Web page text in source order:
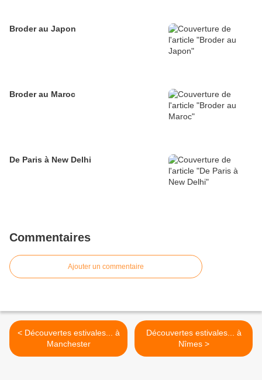
Broder au Japon
Broder au Maroc
De Paris à New Delhi
Commentaires
Ajouter un commentaire
< Découvertes estivales... à
Manchester
Découvertes estivales... à
Nîmes >